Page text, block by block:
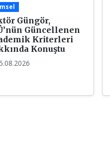
Güngör,
Güncellenen
Kriterleri
Konuştu